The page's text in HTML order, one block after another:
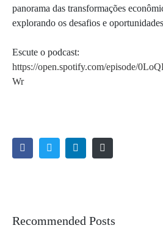
panorama das transformações
explorando os desafios e
Escute o podcast:
https://open.spotify.com/episode/
Wr
Recommended Posts